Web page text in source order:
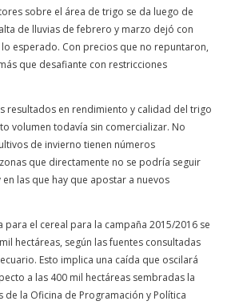
sobre el área de trigo se da luego de
de lluvias de febrero y marzo dejó con
esperado. Con precios que no repuntaron,
que desafiante con restricciones
resultados en rendimiento y calidad del trigo
volumen todavía sin comercializar. No
de invierno tienen números
que directamente no se podría seguir
las que hay que apostar a nuevos
para el cereal para la campaña 2015/2016 se
hectáreas, según las fuentes consultadas
Esto implica una caída que oscilará
a las 400 mil hectáreas sembradas la
de la Oficina de Programación y Política